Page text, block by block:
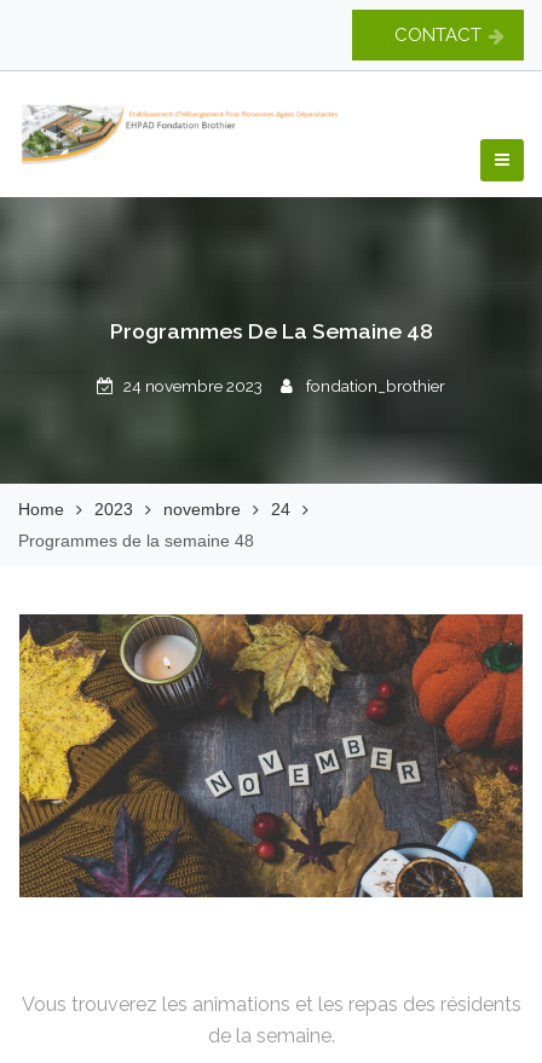
content
CONTACT
Programmes De La Semaine 48
24 novembre 2023 fondation_brothier
Home 2023 novembre
24
Programmes de la semaine 48
Vous trouverez les animations et les repas des résidents
de la semaine.